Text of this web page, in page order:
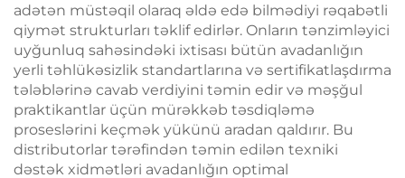
adətən müstəqil olaraq əldə edə bilmədiyi rəqabətli
qiymət strukturları təklif edirlər. Onların tənzimləyici
uyğunluq sahəsindəki ixtisası bütün avadanlığın
yerli təhlükəsizlik standartlarına və sertifikatlaşdırma
tələblərinə cavab verdiyini təmin edir və məşğul
praktikantlar üçün mürəkkəb təsdiqləmə
proseslərini keçmək yükünü aradan qaldırır. Bu
distributorlar tərəfindən təmin edilən texniki
dəstək xidmətləri avadanlığın optimal